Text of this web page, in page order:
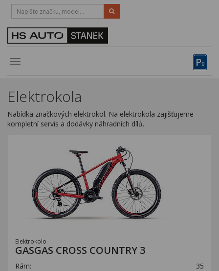
P0
Toggle
HOTLINE:
STRAKONICE-383 335 366
Půjčovna
Obytné vozy
Novinky
Záruka
Kontakty
Elektrokola
Nabídka značkových elektrokol. Na elektrokola zajišťujeme
kompletní servis a dodávky náhradních dílů.
Elektrokolo
GASGAS CROSS COUNTRY 3
Rám:
35